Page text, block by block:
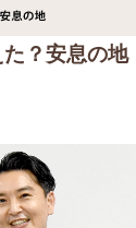
？安息の地